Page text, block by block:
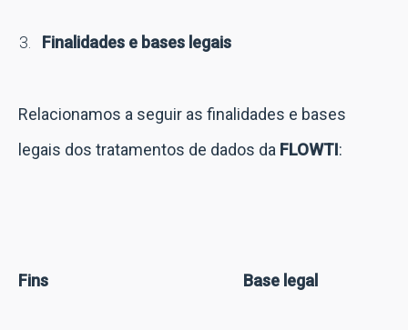
Finalidades e bases legais
Relacionamos a seguir as finalidades e bases
legais dos tratamentos de dados da FLOWTI:
Fins Base legal